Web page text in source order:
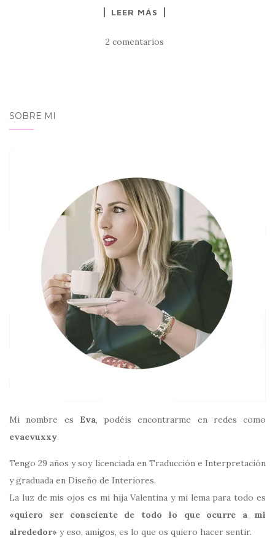
LEER MÁS
2 comentarios
SOBRE MI
Mi nombre es Eva, podéis encontrarme en redes como
evaevuxxy.
Tengo 29 años y soy licenciada en Traducción e Interpretación
y graduada en Diseño de Interiores.
La luz de mis ojos es mi hija Valentina y mi lema para todo es
«quiero ser consciente de todo lo que ocurre a mi
alrededor» y eso, amigos, es lo que os quiero hacer sentir.